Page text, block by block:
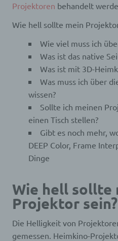
Projektoren behandelt
Wie hell sollte mein
Wie viel muss ich
Was ist das native
Was ist mit 3D-
Was muss ich über
wissen?
Sollte ich meinen
einen Tisch stellen?
Gibt es noch mehr,
DEEP Color, Frame
Dinge
Wie hell sollte
Projektor sein?
Die Helligkeit von
gemessen. Heimkino-